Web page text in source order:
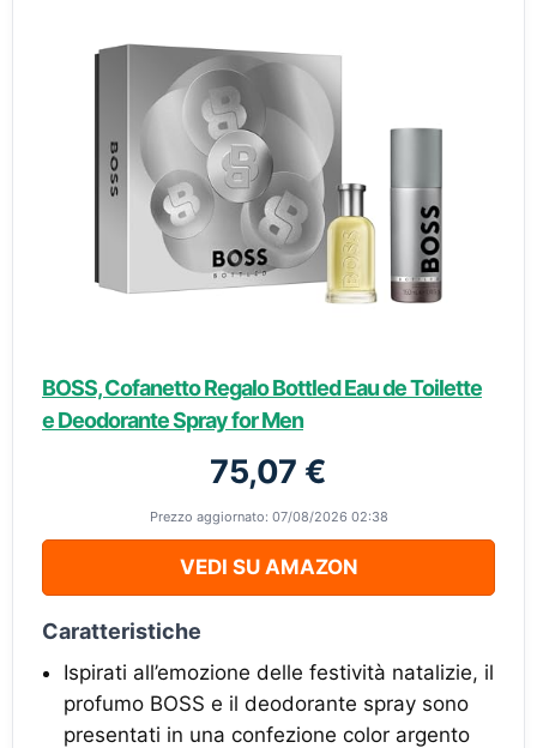
BOSS, Cofanetto Regalo Bottled Eau de Toilette
e Deodorante Spray for Men
75,07 €
Prezzo aggiornato: 07/08/2026 02:38
VEDI SU AMAZON
Caratteristiche
Ispirati all’emozione delle festività natalizie, il
profumo BOSS e il deodorante spray sono
presentati in una confezione color argento